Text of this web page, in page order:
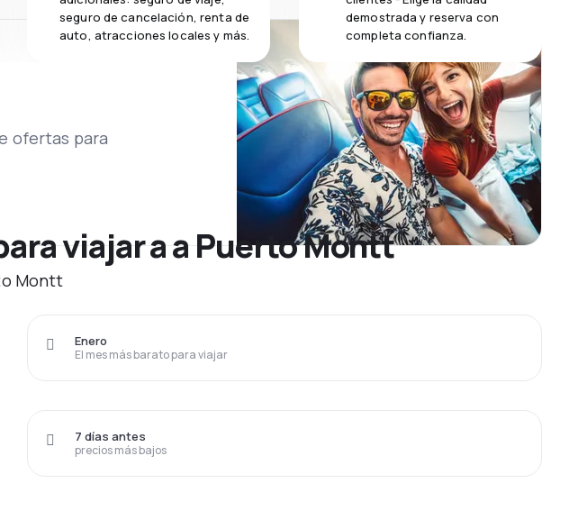
seguro de cancelación, renta de
auto, atracciones locales y más.
demostrada y reserva con
completa confianza.
ofertas para
viajar a a Puerto Montt
Montt
El mes más barato para viajar
Enero
precios más bajos
7 días antes